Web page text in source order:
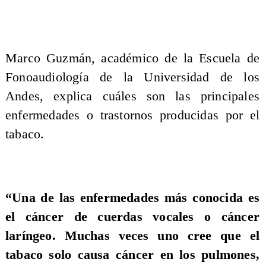
Marco Guzmán, académico de la Escuela de
Fonoaudiología de la Universidad de los
Andes, explica cuáles son las principales
enfermedades o trastornos producidas por el
tabaco.
“Una de las enfermedades más conocida es
el cáncer de cuerdas vocales o cáncer
laríngeo. Muchas veces uno cree que el
tabaco solo causa cáncer en los pulmones,